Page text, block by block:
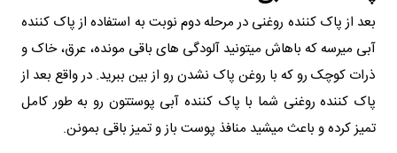
بعد از پاک‌ کننده روغنی در مرحله دوم نوبت به استفاده از پاک‌ کننده
آبی میرسه که باهاش میتونید آلودگی‌ های باقی‌ مونده، عرق، خاک و
ذرات کوچک رو که با روغن پاک نشدن رو از بین ببرید. در واقع بعد از
پاک کننده روغنی شما با پاک‌ کننده آبی پوستتون رو به‌ طور کامل
تمیز کرده و باعث میشید منافذ پوست باز و تمیز باقی بمونن.